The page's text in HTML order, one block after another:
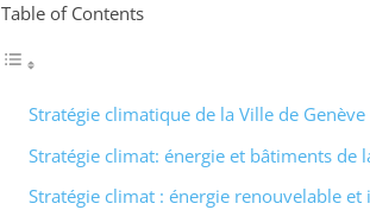
Table of Contents
Stratégie climatique de la Ville de Genève
Stratégie climat: énergie et bâtiments de
Stratégie climat : énergie renouvelable